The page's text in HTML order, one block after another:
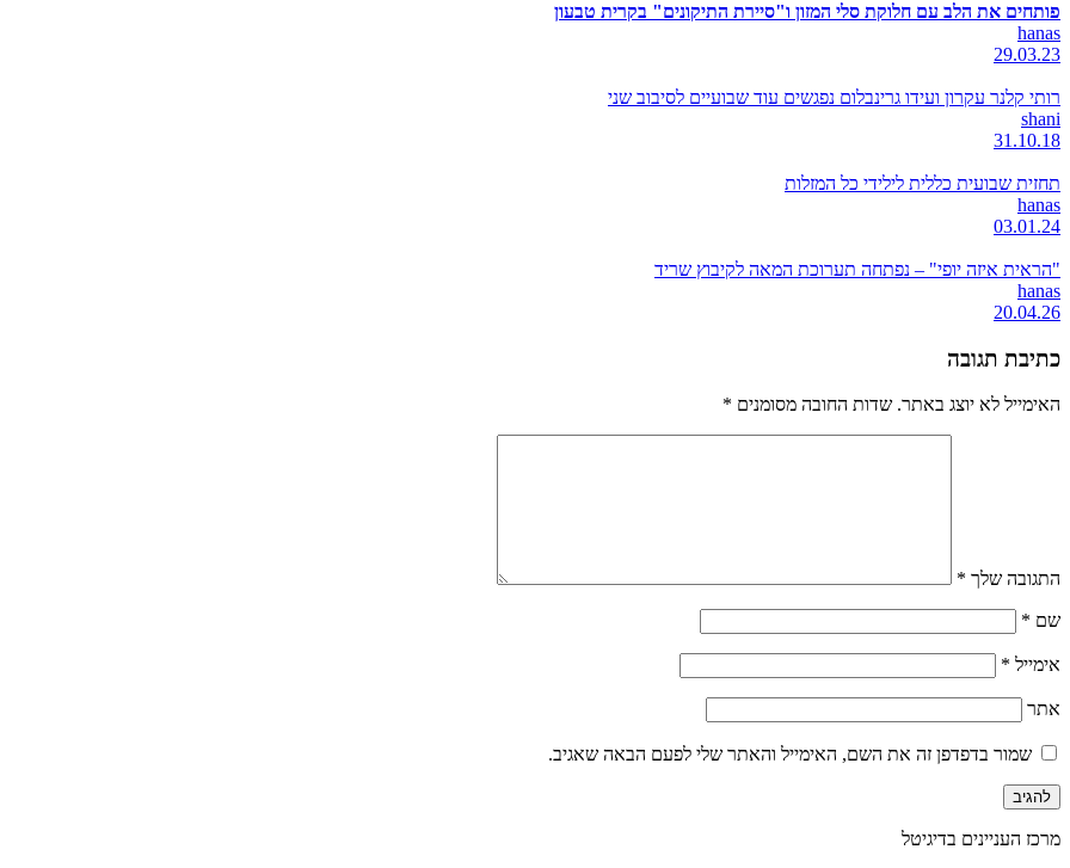
פותחים את הלב עם חלוקת סלי המזון ו"סיירת התיקונים" בקרית טבעון
hanas
29.03.23
רותי קלנר עקרון ועידו גרינבלום נפגשים עוד שבועיים לסיבוב שני
shani
31.10.18
תחזית שבועית כללית לילידי כל המזלות
hanas
03.01.24
"הראית איזה יופי" – נפתחה תערוכת המאה לקיבוץ שריד
hanas
20.04.26
כתיבת תגובה
האימייל לא יוצג באתר. שדות החובה מסומנים *
התגובה שלך *
שם *
אימייל *
אתר
שמור בדפדפן זה את השם, האימייל והאתר שלי לפעם הבאה שאגיב.
מרכז העניינים בדיגיטל